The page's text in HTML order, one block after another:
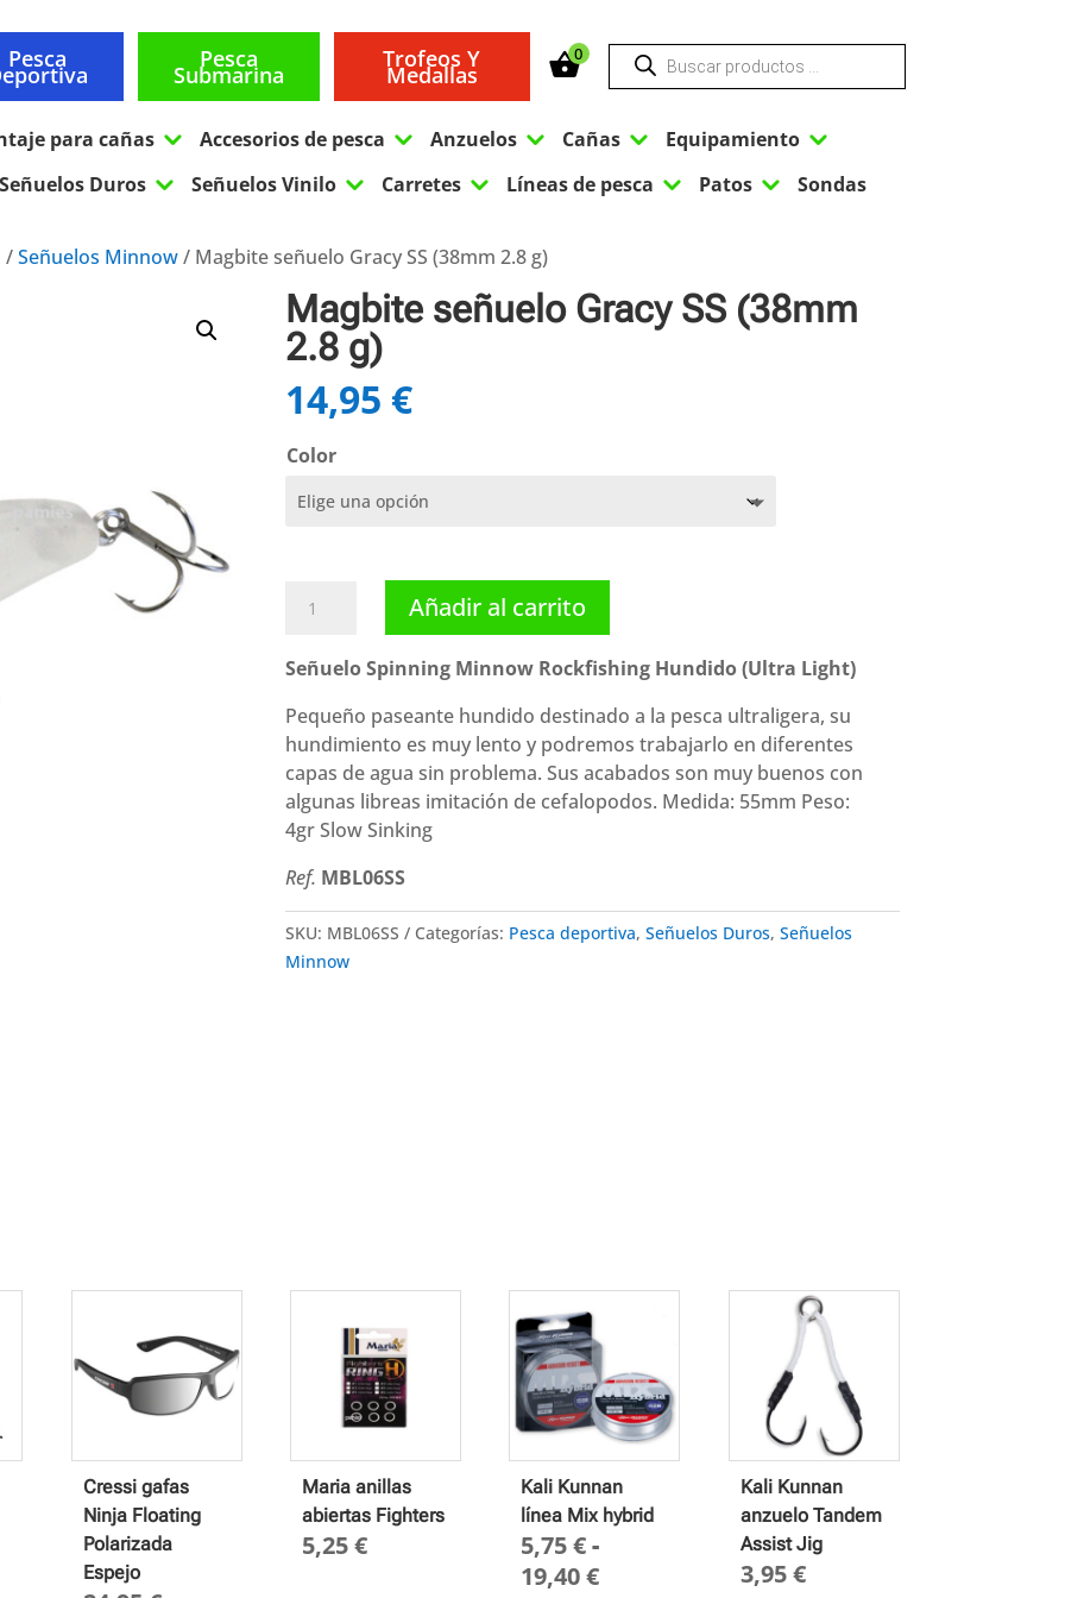
Pesca Pesca
Submarina
Trofeos Y
Medallas
0 Búsqueda
productos
para cañas 3 Accesorios de pesca 3 Anzuelos 3 Cañas 3 Equipamiento 3
Señuelos Duros 3 Señuelos Vinilo 3 Carretes 3 Líneas de pesca 3 Patos 3 Sondas
/Señuelos Minnow/ Magbite señuelo Gracy SS (38mm 2.8 g)
Magbite señuelo Gracy SS (38mm
2.8 g)
14,95 €
Color
señuelo
SS
(38mm
2.8
g)
cantidad
Añadir al carrito
Señuelo Spinning Minnow Rockfishing Hundido (Ultra Light)
Pequeño paseante hundido destinado a la pesca ultraligera, su
hundimiento es muy lento y podremos trabajarlo en diferentes
capas de agua sin problema. Sus acabados son muy buenos con
algunas libreas imitación de cefalopodos. Medida: 55mm Peso:
4grSlow Sinking
Ref. MBL06SS
SKU: MBL06SS Categorías: Pesca deportiva, Señuelos Duros, Señuelos
Minnow
Cressi gafas
Ninja Floating
Polarizada
Espejo
Maria anillas
abiertas Fighters
5,25€
Kali Kunnan
línea Mix hybrid
5,75€ -
19,40€Rango
Kali Kunnan
anzuelo Tandem
Assist Jig
3,95€